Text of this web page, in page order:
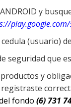
y
(usuario)
seguridad que
y
fondo (6) 731